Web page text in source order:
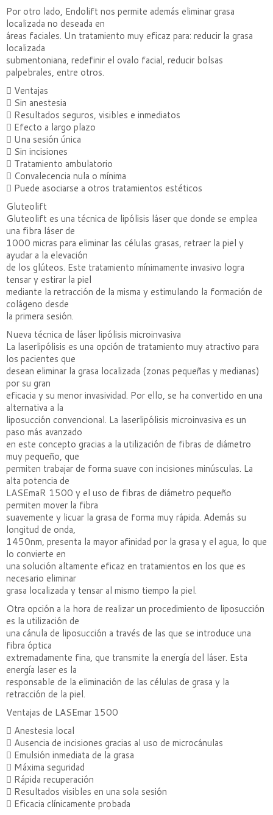
Por otro lado, Endolift nos permite además eliminar grasa
localizada no deseada en
áreas faciales. Un tratamiento muy eficaz para: reducir la grasa
localizada
submentoniana, redefinir el ovalo facial, reducir bolsas
palpebrales, entre otros.
 Ventajas
 Sin anestesia
 Resultados seguros, visibles e inmediatos
 Efecto a largo plazo
 Una sesión única
 Sin incisiones
 Tratamiento ambulatorio
 Convalecencia nula o mínima
 Puede asociarse a otros tratamientos estéticos
Gluteolift
Gluteolift es una técnica de lipólisis láser que donde se emplea
una fibra láser de
1000 micras para eliminar las células grasas, retraer la piel y
ayudar a la elevación
de los glúteos. Este tratamiento mínimamente invasivo logra
tensar y estirar la piel
mediante la retracción de la misma y estimulando la formación de
colágeno desde
la primera sesión.
Nueva técnica de láser lipólisis microinvasiva
La laserlipólisis es una opción de tratamiento muy atractivo para
los pacientes que
desean eliminar la grasa localizada (zonas pequeñas y medianas)
por su gran
eficacia y su menor invasividad. Por ello, se ha convertido en una
alternativa a la
liposucción convencional. La laserlipólisis microinvasiva es un
paso más avanzado
en este concepto gracias a la utilización de fibras de diámetro
muy pequeño, que
permiten trabajar de forma suave con incisiones minúsculas. La
alta potencia de
LASEmaR 1500 y el uso de fibras de diámetro pequeño
permiten mover la fibra
suavemente y licuar la grasa de forma muy rápida. Además su
longitud de onda,
1450nm, presenta la mayor afinidad por la grasa y el agua, lo que
lo convierte en
una solución altamente eficaz en tratamientos en los que es
necesario eliminar
grasa localizada y tensar al mismo tiempo la piel.
Otra opción a la hora de realizar un procedimiento de liposucción
es la utilización de
una cánula de liposucción a través de las que se introduce una
fibra óptica
extremadamente fina, que transmite la energía del láser. Esta
energía laser es la
responsable de la eliminación de las células de grasa y la
retracción de la piel.
Ventajas de LASEmar 1500
 Anestesia local
 Ausencia de incisiones gracias al uso de microcánulas
 Emulsión inmediata de la grasa
 Máxima seguridad
 Rápida recuperación
 Resultados visibles en una sola sesión
 Eficacia clínicamente probada